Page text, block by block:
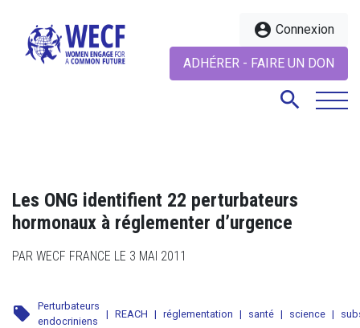
account_circle Connexion
ADHÉRER - FAIRE UN DON
search
Les ONG identifient 22 perturbateurs
hormonaux à réglementer d’urgence
PAR WECF FRANCE LE 3 MAI 2011
local_offer
Perturbateurs
endocriniens
| REACH | réglementation | santé | science |